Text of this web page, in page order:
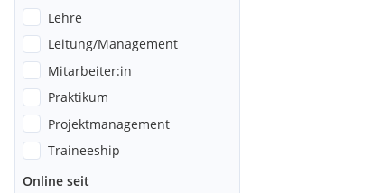
Lehre
Leitung/Management
Mitarbeiter:in
Praktikum
Projektmanagement
Traineeship
Online seit